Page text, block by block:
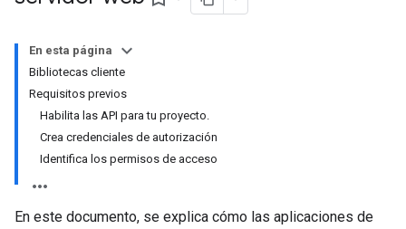
En esta página
Bibliotecas cliente
Requisitos previos
Habilita las API para tu proyecto.
Crea credenciales de autorización
Identifica los permisos de acceso
En este documento, se explica cómo las aplicaciones de